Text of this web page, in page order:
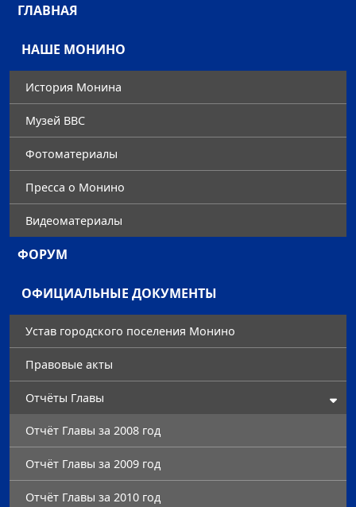
ГЛАВНАЯ
НАШЕ МОНИНО
История Монина
Музей ВВС
Фотоматериалы
Преccа о Монино
Видеоматериалы
ФОРУМ
ОФИЦИАЛЬНЫЕ ДОКУМЕНТЫ
Устав городского поселения Монино
Правовые акты
Отчёты Главы
Отчёт Главы за 2008 год
Отчёт Главы за 2009 год
Отчёт Главы за 2010 год